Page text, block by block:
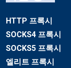
HTTP 프록시
SOCKS4 프록시
SOCKS5 프록시
엘리트 프록시